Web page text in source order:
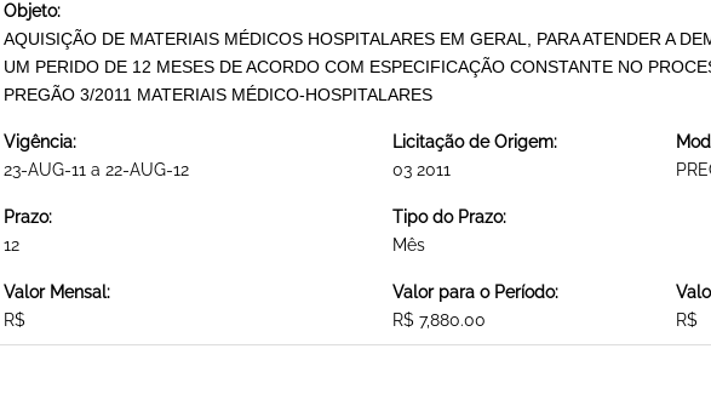
Objeto:
AQUISIÇÃO DE MATERIAIS MÉDICOS HOSPITALARES EM GERAL, PARA ATENDER A
UM PERIDO DE 12 MESES DE ACORDO COM ESPECIFICAÇÃO CONSTANTE NO
PREGÃO 3/2011 MATERIAIS MÉDICO-HOSPITALARES
Vigência:
23-AUG-11 a 22-AUG-12
Licitação de Origem:
03 2011
Prazo:
12
Tipo do Prazo:
Mês
Valor Mensal:
R$
Valor para o Período:
R$ 7,880.00
R$